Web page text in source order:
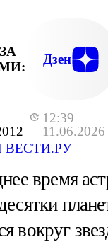
12:39
11.06.2026
ВЕСТИ.РУ
Дзен
время
вокруг